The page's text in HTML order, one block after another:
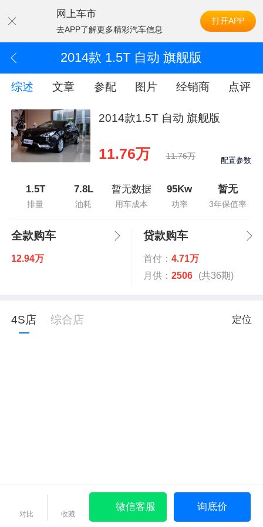
网上车市
去APP了解更多精彩汽车信息
打开APP
2014款 1.5T 自动 旗舰版
综述 文章 参配 图片 经销商 点评
2014款1.5T 自动 旗舰版
11.76万 11.76万 配置参数
1.5T
排量
7.8L
油耗
暂无数据
用车成本
95Kw
功率
暂无
3年保值率
全款购车
12.94万
贷款购车
首付： 4.71万
月供： 2506 (共36期)
4S店 综合店 定位
对比 收藏
微信客服 询底价